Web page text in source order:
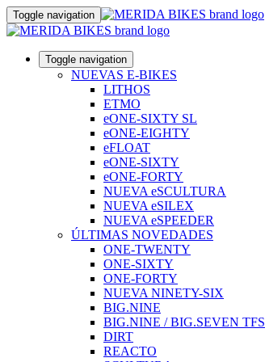
Toggle navigation
Toggle navigation
NUEVAS E-BIKES
LITHOS
ETMO
eONE-SIXTY SL
eONE-EIGHTY
eFLOAT
eONE-SIXTY
eONE-FORTY
NUEVA eSCULTURA
NUEVA eSILEX
NUEVA eSPEEDER
ÚLTIMAS NOVEDADES
ONE-TWENTY
ONE-SIXTY
ONE-FORTY
NUEVA NINETY-SIX
BIG.NINE
BIG.NINE / BIG.SEVEN TFS
DIRT
REACTO